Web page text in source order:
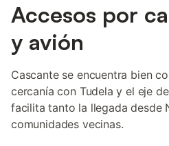
Accesos por
y avión
Cascante se encuentra bien
cercanía con Tudela y el eje
facilita tanto la llegada desde
comunidades vecinas.